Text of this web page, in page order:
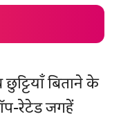
बिताने के
रेटेड जगहें